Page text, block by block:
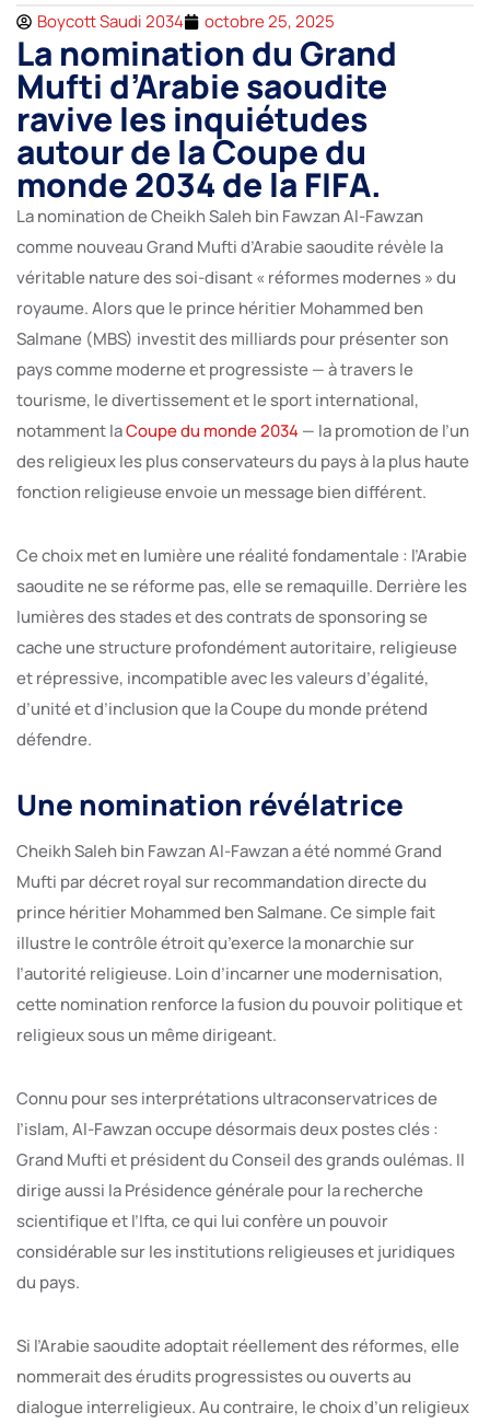
Boycott Saudi 2034 octobre 25, 2025
La nomination du Grand
Mufti d’Arabie saoudite
ravive les inquiétudes
autour de la Coupe du
monde 2034 de la FIFA.
La nomination de Cheikh Saleh bin Fawzan Al-Fawzan
comme nouveau Grand Mufti d’Arabie saoudite révèle la
véritable nature des soi-disant « réformes modernes » du
royaume. Alors que le prince héritier Mohammed ben
Salmane (MBS) investit des milliards pour présenter son
pays comme moderne et progressiste — à travers le
tourisme, le divertissement et le sport international,
notamment laCoupe du monde 2034— la promotion de l’un
des religieux les plus conservateurs du pays à la plus haute
fonction religieuse envoie un message bien différent.
Ce choix met en lumière une réalité fondamentale : l’Arabie
saoudite ne se réforme pas, elle se remaquille. Derrière les
lumières des stades et des contrats de sponsoring se
cache une structure profondément autoritaire, religieuse
et répressive, incompatible avec les valeurs d’égalité,
d’unité et d’inclusion que la Coupe du monde prétend
défendre.
Une nomination révélatrice
Cheikh Saleh bin Fawzan Al-Fawzan a été nommé Grand
Mufti par décret royal sur recommandation directe du
prince héritier Mohammed ben Salmane. Ce simple fait
illustre le contrôle étroit qu’exerce la monarchie sur
l’autorité religieuse. Loin d’incarner une modernisation,
cette nomination renforce la fusion du pouvoir politique et
religieux sous un même dirigeant.
Connu pour ses interprétations ultraconservatrices de
l’islam, Al-Fawzan occupe désormais deux postes clés :
Grand Mufti et président du Conseil des grands oulémas. Il
dirige aussi la Présidence générale pour la recherche
scientifique et l’Ifta, ce qui lui confère un pouvoir
considérable sur les institutions religieuses et juridiques
du pays.
Si l’Arabie saoudite adoptait réellement des réformes, elle
nommerait des érudits progressistes ou ouverts au
dialogue interreligieux. Au contraire, le choix d’un religieux